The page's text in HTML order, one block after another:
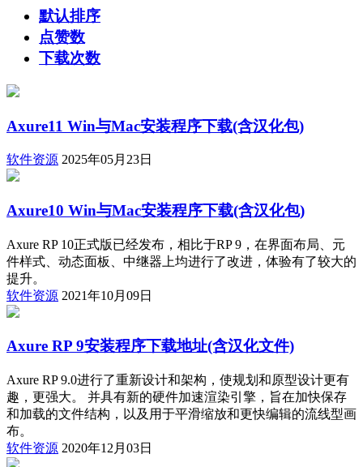
默认排序
点赞数
下载次数
Axure11 Win与Mac安装程序下载(含汉化包)
软件资源 2025年05月23日
Axure10 Win与Mac安装程序下载(含汉化包)
Axure RP 10正式版已经发布，相比于RP 9，在界面布局、元
件样式、动态面板、中继器上均进行了改进，体验有了较大的
提升。
软件资源 2021年10月09日
Axure RP 9安装程序下载地址(含汉化文件)
Axure RP 9.0进行了重新设计和架构，使规划和原型设计更有
趣，更强大。 并具有新的硬件加速渲染引擎，旨在加快保存
和加载的文件结构，以及用于平滑缩放和更快编辑的流线型画
布。
软件资源 2020年12月03日